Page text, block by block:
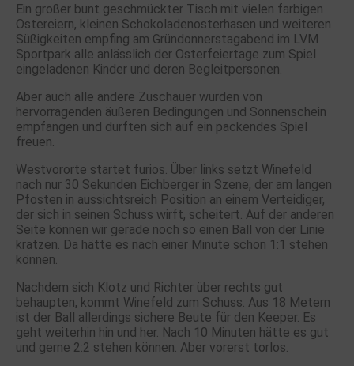
Ein großer bunt geschmückter Tisch mit vielen farbigen
Ostereiern, kleinen Schokoladenosterhasen und weiteren
Süßigkeiten empfing am Gründonnerstagabend im LVM
Sportpark alle anlässlich der Osterfeiertage zum Spiel
eingeladenen Kinder und deren Begleitpersonen.
Aber auch alle andere Zuschauer wurden von
hervorragenden äußeren Bedingungen und Sonnenschein
empfangen und durften sich auf ein packendes Spiel
freuen.
Westvororte startet furios. Über links setzt Winefeld
nach nur 30 Sekunden Eichberger in Szene, der am langen
Pfosten in aussichtsreich Position an einem Verteidiger,
der sich in seinen Schuss wirft, scheitert. Auf der anderen
Seite können wir gerade noch so einen Ball von der Linie
kratzen. Da hätte es nach einer Minute schon 1:1 stehen
können.
Nachdem sich Klotz und Richter über rechts gut
behaupten, kommt Winefeld zum Schuss. Aus 18 Metern
ist der Ball allerdings sichere Beute für den Keeper. Es
geht weiterhin hin und her. Nach 10 Minuten hätte es gut
und gerne 2:2 stehen können. Aber vorerst torlos.